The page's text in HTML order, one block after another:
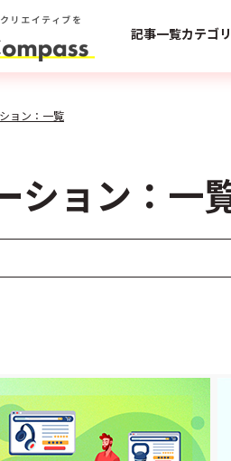
記事一覧カテゴ
ョン：一覧
ション：一